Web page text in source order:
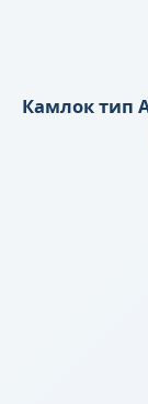
Камлок тип